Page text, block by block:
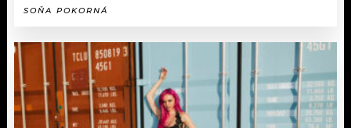
SOŇA POKORNÁ